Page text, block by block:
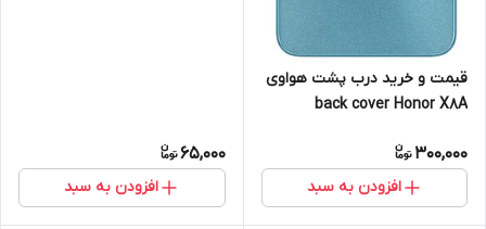
قیمت و خرید درب پشت هواوی
back cover Honor X8A
300,000
افزودن به سبد
65,000
افزودن به سبد